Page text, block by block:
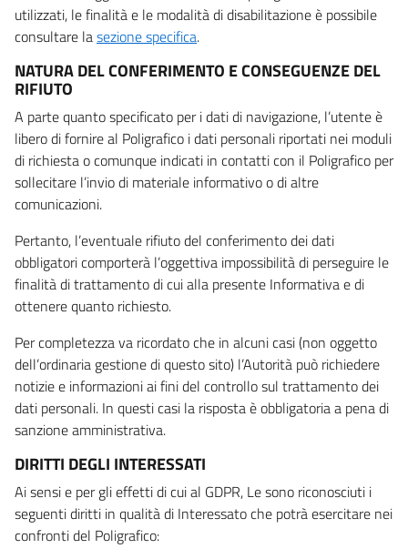
utilizzati, le finalità e le modalità di disabilitazione è possibile
consultare lasezione specifica.
NATURA DEL CONFERIMENTO E CONSEGUENZE DEL
RIFIUTO
A parte quanto specificato per i dati di navigazione, l’utente è
libero di fornire al Poligrafico i dati personali riportati nei moduli
di richiesta o comunque indicati in contatti con il Poligrafico per
sollecitare l’invio di materiale informativo o di altre
comunicazioni.
Pertanto, l’eventuale rifiuto del conferimento dei dati
obbligatori comporterà l’oggettiva impossibilità di perseguire le
finalità di trattamento di cui alla presente Informativa e di
ottenere quanto richiesto.
Per completezza va ricordato che in alcuni casi (non oggetto
dell’ordinaria gestione di questo sito) l’Autorità può richiedere
notizie e informazioni ai fini del controllo sul trattamento dei
dati personali. In questi casi la risposta è obbligatoria a pena di
sanzione amministrativa.
DIRITTI DEGLI INTERESSATI
Ai sensi e per gli effetti di cui al GDPR, Le sono riconosciuti i
seguenti diritti in qualità di Interessato che potrà esercitare nei
confronti del Poligrafico: